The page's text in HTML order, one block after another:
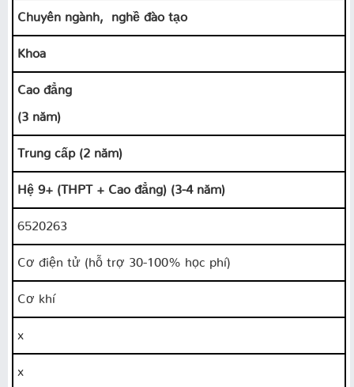
Chuyên ngành, nghề đào tạo
Khoa
Cao đẳng
(3 năm)
Trung cấp (2 năm)
Hệ 9+ (THPT + Cao đẳng) (3-4 năm)
6520263
Cơ điện tử (hỗ trợ 30-100% học phí)
Cơ khí
x
x